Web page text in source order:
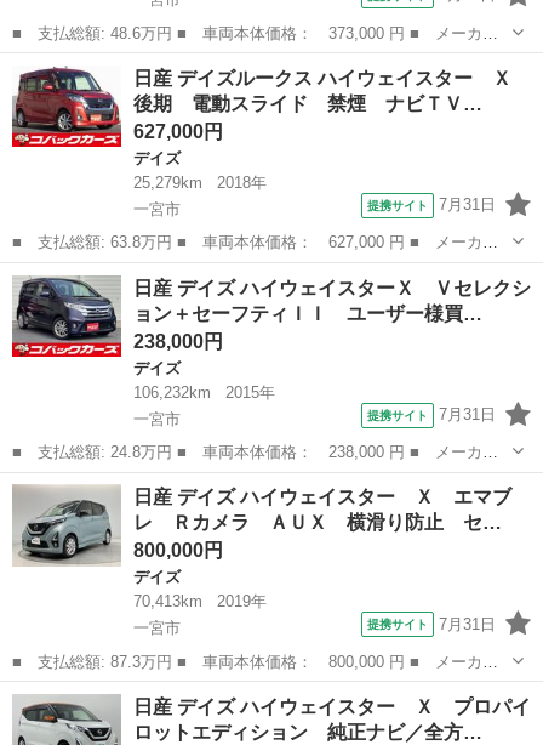
■ 支払総額: 48.6万円 ■ 車両本体価格： 373,000 円 ■ メーカー
名： 日産 ■ 車種名： デイズルークス ■ グレード名： ハイウ
ェイスター Ｘ Ｇパッケージ メモリーナビ フルセグＴＶ 全方
位カメラ ス...
愛知 一宮市 デイズ
日産 デイズルークス ハイウェイスター Ｘ
後期 電動スライド 禁煙 ナビＴＶ…
627,000円
デイズ
25,279km
2018年
一宮市
提携サイト 7月31日
■ 支払総額: 63.8万円 ■ 車両本体価格： 627,000 円 ■ メーカー
名： 日産 ■ 車種名： デイズルークス ■ グレード名： ハイウ
ェイスター Ｘ 後期 電動スライド 禁煙 ナビＴＶ Ｂｌｕｅｔ
ｏｏｔｈ Ｌ...
愛知 一宮市 デイズ
日産 デイズ ハイウェイスターＸ Ｖセレクシ
ョン＋セーフティＩＩ ユーザー様買…
238,000円
デイズ
106,232km
2015年
一宮市
提携サイト 7月31日
■ 支払総額: 24.8万円 ■ 車両本体価格： 238,000 円 ■ メーカー
名： 日産 ■ 車種名： デイズ ■ グレード名： ハイウェイスタ
ーＸ Ｖセレクション＋セーフティＩＩ ユーザー様買取車 ＨＩ
Ｄ 純正ナビ ...
愛知 一宮市 デイズ
日産 デイズ ハイウェイスター Ｘ エマブ
レ Ｒカメラ ＡＵＸ 横滑り防止 セ…
800,000円
デイズ
70,413km
2019年
一宮市
提携サイト 7月31日
■ 支払総額: 87.3万円 ■ 車両本体価格： 800,000 円 ■ メーカー
名： 日産 ■ 車種名： デイズ ■ グレード名： ハイウェイスタ
ー Ｘ エマブレ Ｒカメラ ＡＵＸ 横滑り防止 セキュリティ
サイドエアバ...
愛知 一宮市 デイズ
日産 デイズ ハイウェイスター Ｘ プロパイ
ロットエディション 純正ナビ／全方…